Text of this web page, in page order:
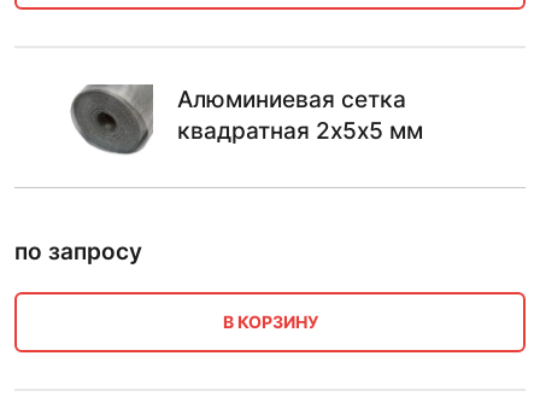
Алюминиевая сетка
квадратная 2х5х5 мм
по запросу
В КОРЗИНУ